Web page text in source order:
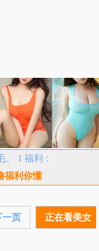
1 福利：
福利你懂
一页 正在看美女